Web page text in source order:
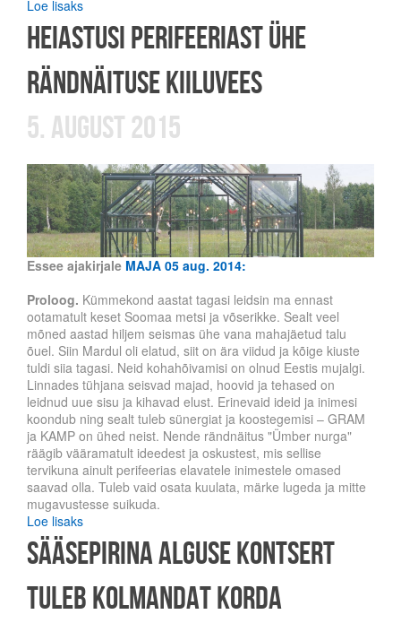
Loe lisaks
Heiastusi perifeeriast ühe
rändnäituse kiiluvees
5. august 2015
Essee ajakirjale MAJA 05 aug. 2014:
Proloog. Kümmekond aastat tagasi leidsin ma ennast
ootamatult keset Soomaa metsi ja võserikke. Sealt veel
mõned aastad hiljem seismas ühe vana mahajäetud talu
õuel. Siin Mardul oli elatud, siit on ära viidud ja kõige kiuste
tuldi siia tagasi. Neid kohahõivamisi on olnud Eestis mujalgi.
Linnades tühjana seisvad majad, hoovid ja tehased on
leidnud uue sisu ja kihavad elust. Erinevaid ideid ja inimesi
koondub ning sealt tuleb sünergiat ja koostegemisi – GRAM
ja KAMP on ühed neist. Nende rändnäitus "Ümber nurga"
räägib vääramatult ideedest ja oskustest, mis sellise
tervikuna ainult perifeerias elavatele inimestele omased
saavad olla. Tuleb vaid osata kuulata, märke lugeda ja mitte
mugavustesse suikuda.
Loe lisaks
Sääsepirina alguse kontsert
tuleb kolmandat korda